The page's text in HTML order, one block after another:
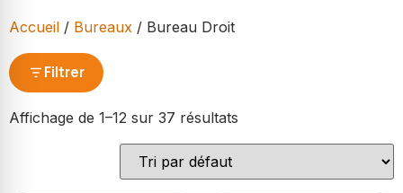
Accueil / Bureaux / Bureau Droit
Filtrer
Affichage de 1–12 sur 37 résultats